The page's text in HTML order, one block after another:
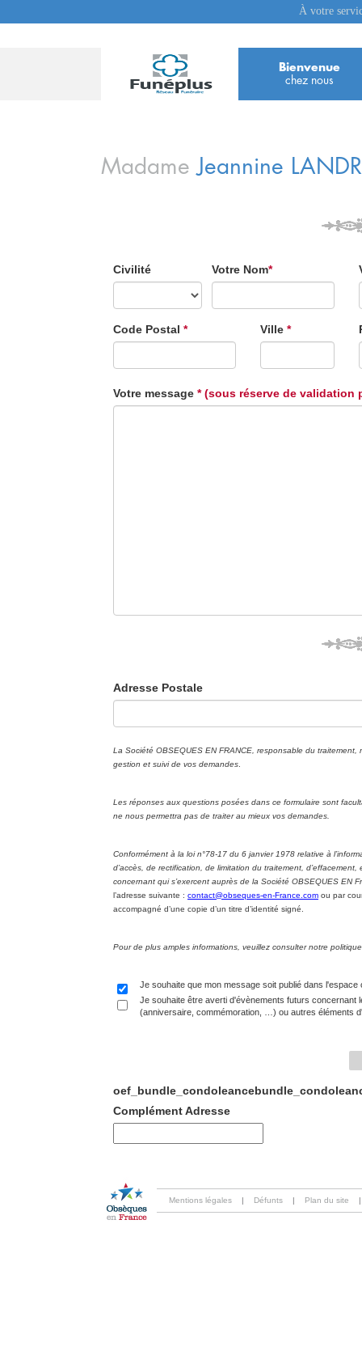
À votre
Bienvenue
chez nous
Madame Jeannine
Civilité Votre Nom*
Code Postal * Ville*
Votre message * (sous réserve de validation
Adresse Postale
La Société OBSEQUES EN FRANCE, responsable du
gestion et suivi de vos demandes
Les réponses aux questions posées dans ce formulaire sont
ne nous permettra pas de traiter au mieux vos demandes.
Conformément à la loi n°78-17 du 6 janvier 1978 relative à
d’accès, de rectification, de limitation du traitement,
concernant qui s’exercent auprès de la Société OBSEQUES EN
l’adresse suivante : contact@obseques-en-France.com ou par
accompagné d’une copie d’un titre d’identité signé.
Pour de plus amples informations, veuillez consulter notre
Je souhaite que mon message soit publié dans l'espace
Je souhaite être averti d'évènements futurs concernant
(anniversaire, commémoration, …) ou autres éléments
Complément Adresse
Mentions légales | Défunts | Plan du site |